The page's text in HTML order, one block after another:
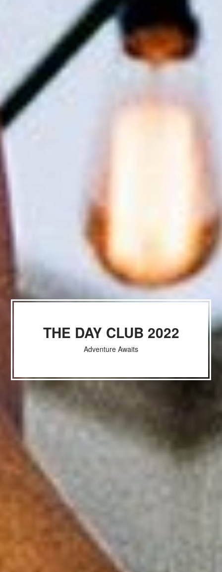
THE DAY CLUB 2022
Adventure Awaits